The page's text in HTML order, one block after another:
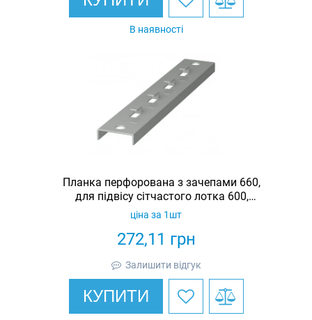
В наявності
Планка перфорована з зачепами 660,
для підвісу сітчастого лотка 600,
оцинкована, Ardic
272,11 грн
ціна за 1шт
Залишити відгук
КУПИТИ